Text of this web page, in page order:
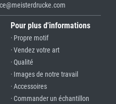
Pour plus d'informations
· Propre motif
· Vendez votre art
· Qualité
· Images de notre travail
· Accessoires
· Commander un échantillon